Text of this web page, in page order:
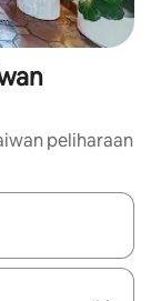
peliharaan
anak panah